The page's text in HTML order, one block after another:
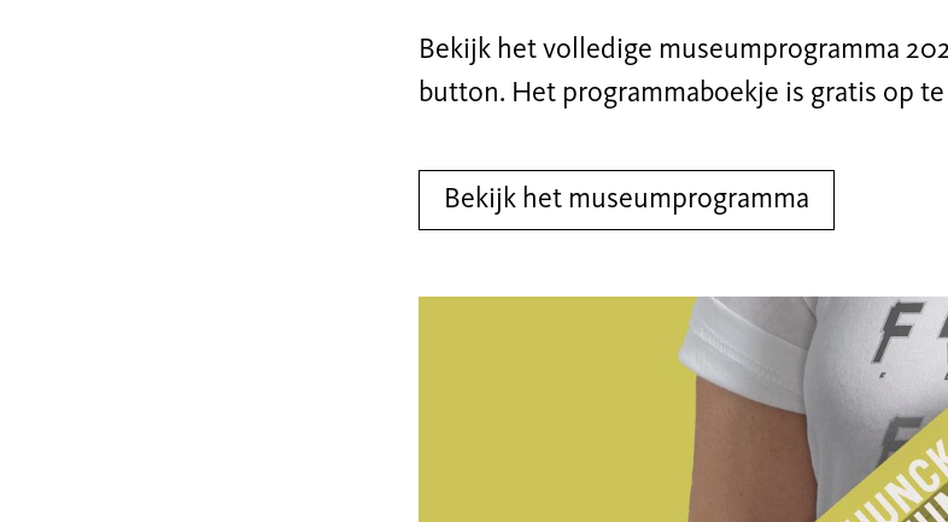
Bekijk het volledige museumprogramma
button. Het programmaboekje is gratis op
Bekijk het museumprogramma